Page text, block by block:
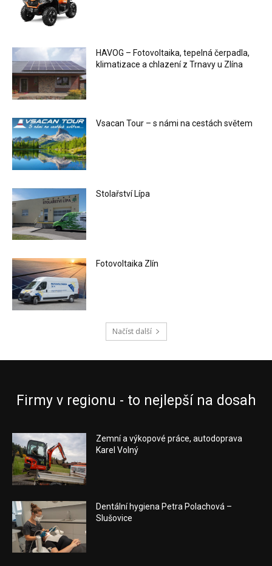
HAVOG – Fotovoltaika, tepelná čerpadla,
klimatizace a chlazení z Trnavy u Zlína
Vsacan Tour – s námi na cestách světem
Stolařství Lípa
Fotovoltaika Zlín
Načíst další
Firmy v regionu - to nejlepší na dosah
Zemní a výkopové práce, autodoprava
Karel Volný
Dentální hygiena Petra Polachová –
Slušovice